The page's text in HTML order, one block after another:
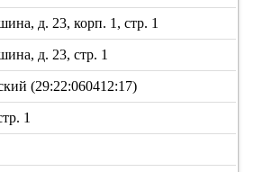
д. 23, корп. 1, стр. 1
д. 23, стр. 1
(29:22:060412:17)
1